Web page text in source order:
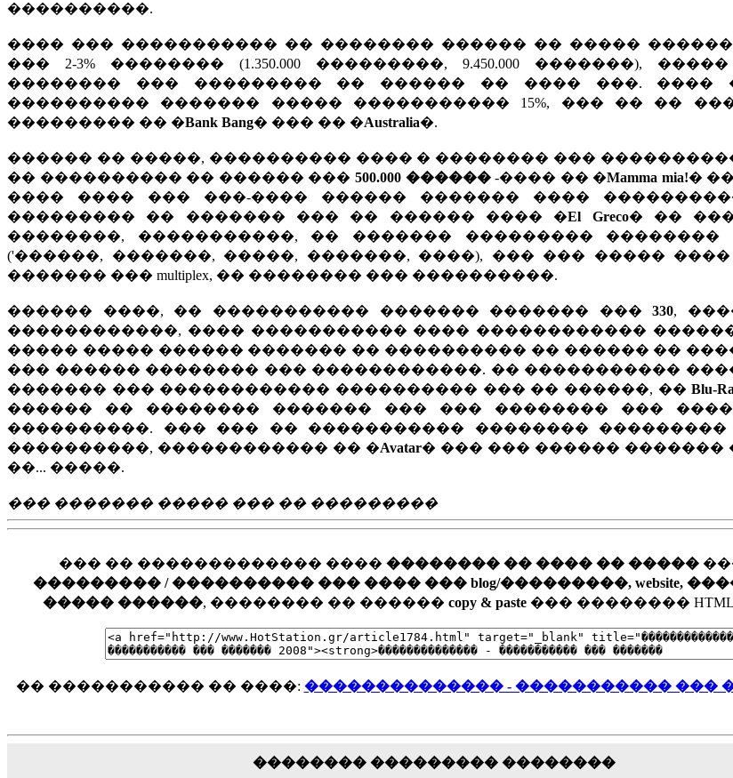
����������.
���� ��� ����������� �� �������� ������ �� �����
��� 2-3% �������� (1.350.000 ���������, 9.450.000 �������),
�������� ��� ��������� �� ������ �� ���� ���. ����
���������� ������� ����� ����������� 15%, ��� �� ��
��������� �� �Bank Bang� ��� �� �Australia�.
������ �� �����, ���������� ���� � �������� ���
�� ���������� �� ������ ��� 500.000 ������-���� �� �Mamma mia!�
���� ���� ��� ���-���� ������ ������� ����
��������� �� ������� ��� �� ������ ���� �El Greco� ��
��������, �����������, �� ������� ��������� ��������
('������, �������, �����, �������, ����), ��� ��� �����
������� ��� multiplex, �� �������� ��� ����������.
������ ����, �� ����������� ������� ������� ���330,
������������, ���� ����������� ���� ������������ ������
����� ����� ������ ������� �� ���������� �� ������ ��
��� ������ �������� ��� ������������. �� �����������
������� ��� ������������ ���������� ��� �� ������, ��Blu-
������ �� �������� ������� ��� ��� �������� ���
����������. ��� ��� �� ����������� �������� ���������
����������, ������������ �� �Avatar� ��� ��� ������ �������
��... �����.
��� ������� ����� ��� �� ���������
��� �� ������������� ���� �������� �� ���� �� �����
��������� / ���������� ��� ���� ��� blog/���������, website,
����� ������, �������� �� ������ copy & paste��� ��������
�� ����������� �� ����: �������������� - ����������� ���
�������� ��������� ��������